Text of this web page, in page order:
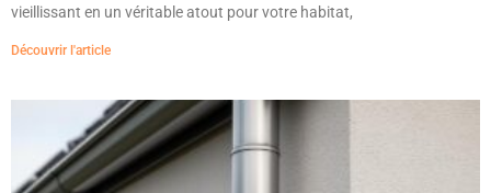
vieillissant en un véritable atout pour votre habitat,
Découvrir l'article